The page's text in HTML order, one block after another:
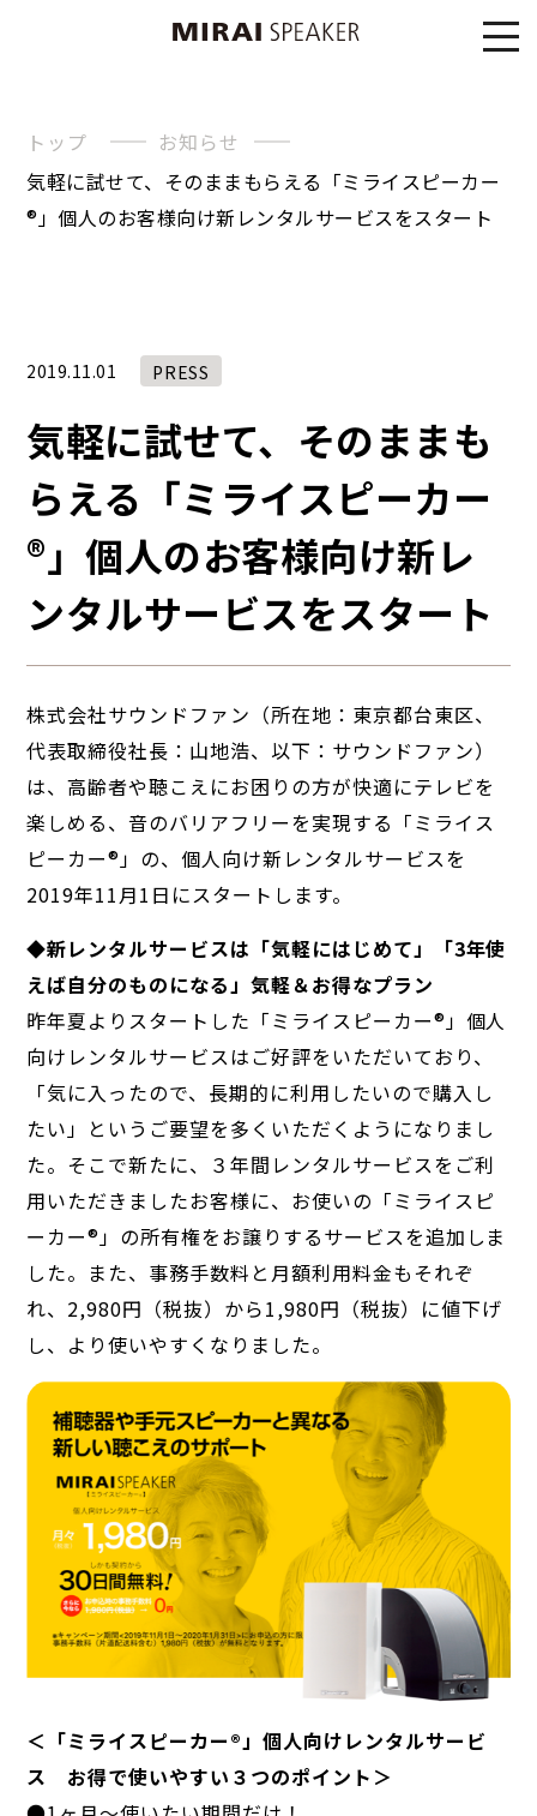
トップ
お知らせ
気軽に試せて、そのままもらえる「ミライスピーカー
®」個人のお客様向け新レンタルサービスをスタート
2019.11.01 PRESS
気軽に試せて、そのままも
らえる「ミライスピーカー
®」個人のお客様向け新レ
ンタルサービスをスタート
株式会社サウンドファン（所在地：東京都台東区、
代表取締役社長：山地浩、以下：サウンドファン）
は、高齢者や聴こえにお困りの方が快適にテレビを
楽しめる、音のバリアフリーを実現する「ミライス
ピーカー®」の、個人向け新レンタルサービスを
2019年11月1日にスタートします。
◆新レンタルサービスは「気軽にはじめて」「3年使
えば自分のものになる」気軽＆お得なプラン
昨年夏よりスタートした「ミライスピーカー®」個人
向けレンタルサービスはご好評をいただいており、
「気に入ったので、長期的に利用したいので購入し
たい」というご要望を多くいただくようになりまし
た。そこで新たに、３年間レンタルサービスをご利
用いただきましたお客様に、お使いの「ミライスピ
ーカー®」の所有権をお譲りするサービスを追加しま
した。また、事務手数料と月額利用料金もそれぞ
れ、2,980円（税抜）から1,980円（税抜）に値下げ
し、より使いやすくなりました。
＜「ミライスピーカー®」個人向けレンタルサービ
ス お得で使いやすい３つのポイント＞